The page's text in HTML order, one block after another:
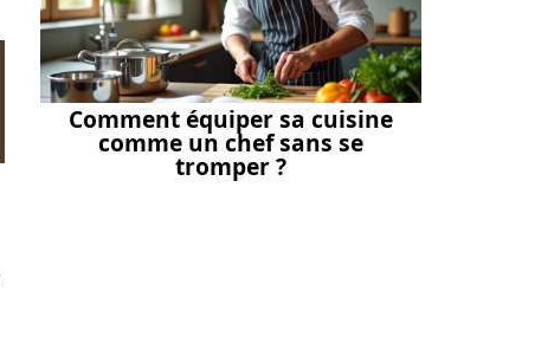
Comment équiper sa cuisine
comme un chef sans se
tromper ?